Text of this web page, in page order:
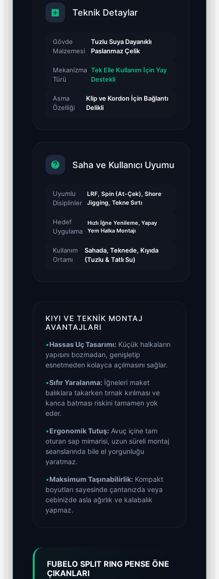
Teknik Detaylar
Gövde
Malzemesi
Tuzlu Suya Dayanıklı
Paslanmaz Çelik
Mekanizma
Türü
Tek Elle Kullanım İçin Yay
Destekli
Asma
Özelliği
Klip ve Kordon İçin Bağlantı
Delikli
Saha ve Kullanıcı Uyumu
Uyumlu
Disiplinler
LRF, Spin (At-Çek), Shore
Jigging, Tekne Sırtı
Hedef
Uygulama
Hızlı İğne Yenileme, Yapay
Yem Halka Montajı
Kullanım
Ortamı
Sahada, Teknede, Kıyıda
(Tuzlu & Tatlı Su)
KIYI VE TEKNIK MONTAJ
AVANTAJLARI
•Hassas Uç Tasarımı: Küçük halkaların
yapısını bozmadan, genişletip
esnetmeden kolayca açılmasını sağlar.
•Sıfır Yaralanma: İğneleri maket
balıklara takarken tırnak kırılması ve
kanca batması riskini tamamen yok
eder.
•Ergonomik Tutuş: Avuç içine tam
oturan sap mimarisi, uzun süreli montaj
seanslarında bile el yorgunluğu
yaratmaz.
•Maksimum Taşınabilirlik: Kompakt
boyutları sayesinde çantanızda veya
cebinizde asla ağırlık ve kalabalık
yapmaz.
FUBELO SPLIT RING PENSE ÖNE
ÇIKANLARI